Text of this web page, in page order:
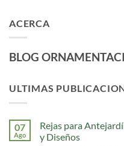
ACERCA
BLOG
ULTIMAS
07
Ago
Rejas para
y Diseños